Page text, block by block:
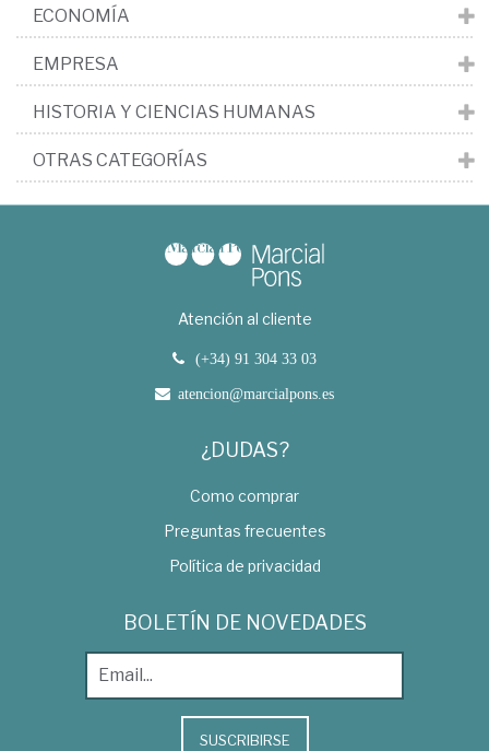
ECONOMÍA
EMPRESA
HISTORIA Y CIENCIAS HUMANAS
OTRAS CATEGORÍAS
Atención al cliente
(+34) 91 304 33 03
atencion@marcialpons.es
¿DUDAS?
Como comprar
Preguntas frecuentes
Política de privacidad
BOLETÍN DE NOVEDADES
SUSCRIBIRSE